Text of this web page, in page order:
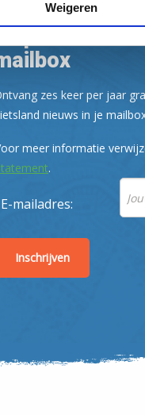
Weigeren
Nieuwsbrief
zes keer per jaar
nieuws in je
meer informatie
.
E-mailadres: